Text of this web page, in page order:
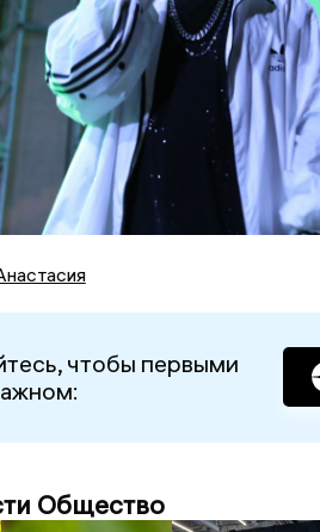
чтобы первыми
Общество